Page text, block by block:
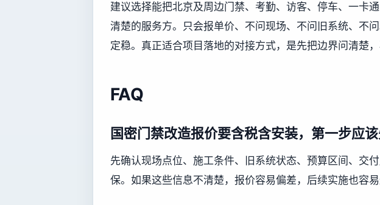
建议选择能把北京及周边门禁、考勤、访客、停车、一卡
清楚的服务方。只会报单价、不问现场、不问旧系统、不
定稳。真正适合项目落地的对接方式，是先把边界问清楚，
FAQ
国密门禁改造报价要含税含安装，第一步应该
先确认现场点位、施工条件、旧系统状态、预算区间、交
保。如果这些信息不清楚，报价容易偏差，后续实施也容易